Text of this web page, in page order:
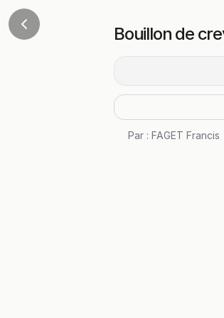
Bouillon de
Par : FAGET Francis